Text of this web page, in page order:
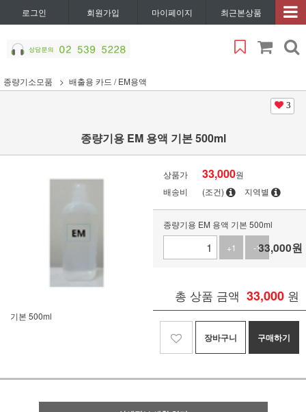
로그인 회원가입 마이페이지 최근본상품
종량기소모품 배출용 카드 / EM용액
3
종량기용 EM 용액 기본 500ml
기본 500ml
상품가 33,000원
배송비
(조건) 지역별
종량기용 EM 용액 기본 500ml
+1
-133,000원
총 상품 금액 33,000 원
장바구니 구매하기